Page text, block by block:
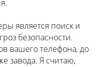
является поиск и
безопасности.
вашего телефона, до
завода. Я считаю,